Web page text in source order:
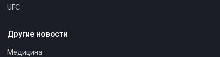
UFC
Другие новости
Медицина